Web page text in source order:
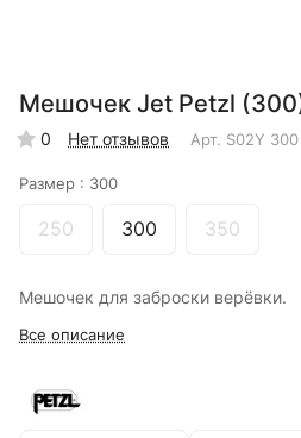
Мешочек Jet Petzl
0 Нет отзывов Арт. S02Y 300
Размер : 300
250 300 350
Мешочек для заброски верёвки.
Все описание